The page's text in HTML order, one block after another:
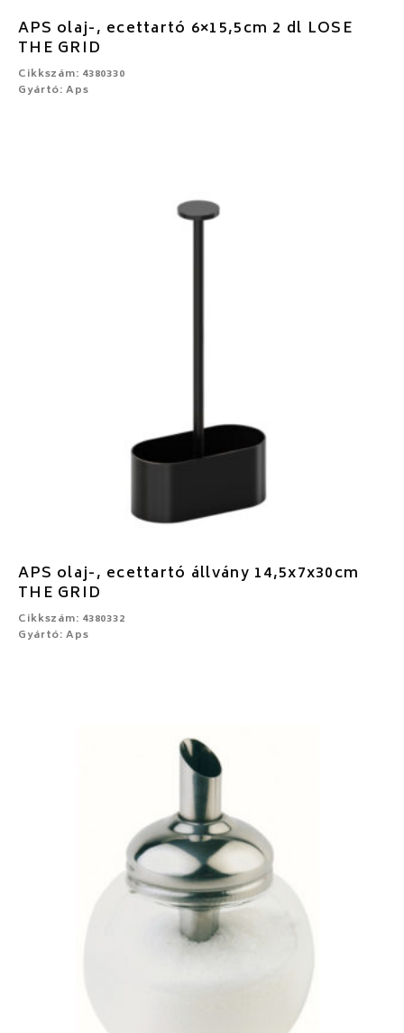
APS olaj-, ecettartó 6×15,5cm 2 dl LOSE
THE GRID
Cikkszám: 4380330
Gyártó: Aps
APS olaj-, ecettartó állvány 14,5x7x30cm
THE GRID
Cikkszám: 4380332
Gyártó: Aps